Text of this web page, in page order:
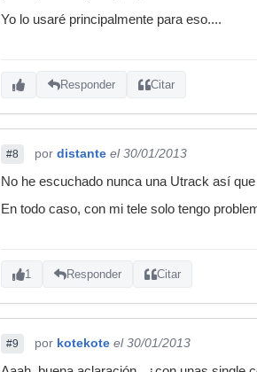
Yo lo usaré principalmente para eso....
Responder Citar
#8 por distante el 30/01/2013
No he escuchado nunca una Utrack así
En todo caso, con mi tele solo tengo
1 Responder Citar
#9 por kotekote el 30/01/2013